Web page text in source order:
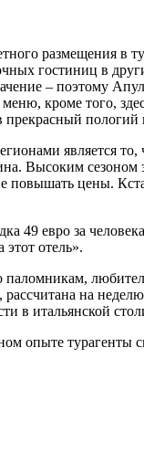
размещения в
гостиниц в
– поэтому
кроме того,
является
Высоким сезоном
цены.
49 евро за
отель».
на
в итальянской
опыте турагенты